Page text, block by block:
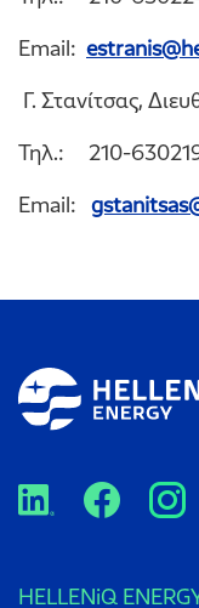
Email:
Γ. Στανίτσας,
Τηλ.: 210-
Email:
HELLENiQ